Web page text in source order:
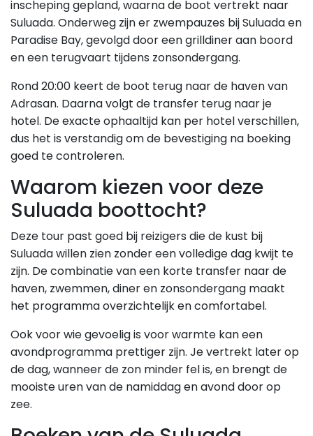
inscheping gepland, waarna de boot vertrekt naar
Suluada. Onderweg zijn er zwempauzes bij Suluada en
Paradise Bay, gevolgd door een grilldiner aan boord
en een terugvaart tijdens zonsondergang.
Rond 20:00 keert de boot terug naar de haven van
Adrasan. Daarna volgt de transfer terug naar je
hotel. De exacte ophaaltijd kan per hotel verschillen,
dus het is verstandig om de bevestiging na boeking
goed te controleren.
Waarom kiezen voor deze
Suluada boottocht?
Deze tour past goed bij reizigers die de kust bij
Suluada willen zien zonder een volledige dag kwijt te
zijn. De combinatie van een korte transfer naar de
haven, zwemmen, diner en zonsondergang maakt
het programma overzichtelijk en comfortabel.
Ook voor wie gevoelig is voor warmte kan een
avondprogramma prettiger zijn. Je vertrekt later op
de dag, wanneer de zon minder fel is, en brengt de
mooiste uren van de namiddag en avond door op
zee.